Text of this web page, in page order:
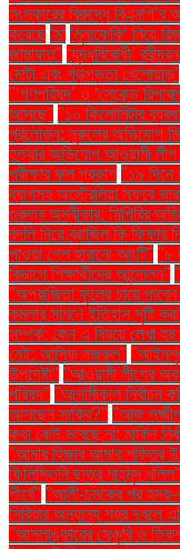
সংস্কারের বিরুদ্ধে বিএনপি’র
করেছে ‘মা ‘মুনাফেকি’ নিয়ে
জামায়াত" ‘যুদ্ধবিরোধী’
মোটা এবং গড়পড়তা খেলোয়াড়’
"‘গণপরিষদ’ ও ‘সেকেন্ড
আসছে" "১০ কিলোমিটার
প্রলোভন: নুরুলের অভিযোগ
হত্যার অভিযোগ আওয়ামী লীগ
পরীক্ষার ফল প্রকাশ "১৯ দিনে
ব্যাগসহ অস্ট্রেলিয়া সফরে
গুরুত্ব অস্বীকার: সিপিবির
বদলি নিয়ে ব্রাজিল কি ফিফার
পাওয়া গেল হারানো আংটি" "৮
বিভাগে শিক্ষার্থীদের আন্দোলন"
"অপরাজিতা ফুলের চায়ে
কমলার সামনে ইতিহাস সৃষ্টি
সম্পর্ক: কেন এ বিষয়ে লেখা হয়
নেই: আসিফ নজরুল"
উপদেষ্টা" "আওয়ামী লীগের
পরিষদ" "আগামীকাল নির্বাচন
আসছেন সাকিব?" "আজ
কথা কেউ ভাবছে না: মার্কিন
"আমার হিজাব আমার শক্তির
ফিলিস্তিনি ছাত্র মাহমুদ খলিল"
শীর্ষে" "আলী-চমকের পর হৃদয়-
সিরিয়ার অন্যান্য শহর দখলে
"আসলাঙ্কারের সেঞ্চুরি ও